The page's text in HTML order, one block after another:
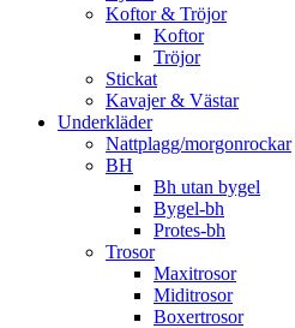
Koftor & Tröjor
Koftor
Tröjor
Stickat
Kavajer & Västar
Underkläder
Nattplagg/morgonrockar
BH
Bh utan bygel
Bygel-bh
Protes-bh
Trosor
Maxitrosor
Miditrosor
Boxertrosor